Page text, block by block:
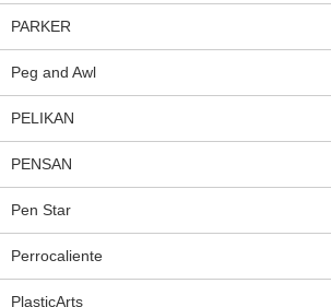
PARKER
Peg and Awl
PELIKAN
PENSAN
Pen Star
Perrocaliente
PlasticArts